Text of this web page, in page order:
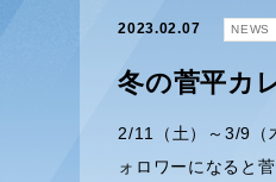
2023.02.07 NEWS
冬の菅平カ
2/11（土）～3/9（
ォロワーになると